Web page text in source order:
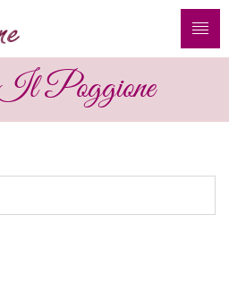
Poggione